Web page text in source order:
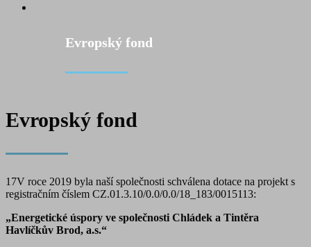
Evropský fond
Evropský fond
17V roce 2019 byla naší společnosti schválena dotace na projekt s
registračním číslem CZ.01.3.10/0.0/0.0/18_183/0015113:
„Energetické úspory ve společnosti Chládek a Tintěra
Havlíčkův Brod, a.s.“